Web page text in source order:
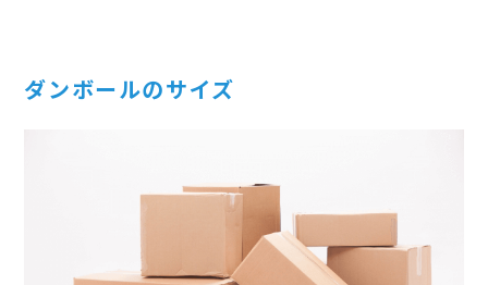
ダンボールのサイズ